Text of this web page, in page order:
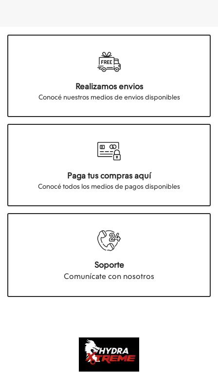
Realizamos envios
Conocé nuestros medios de envios disponibles
Paga tus compras aquí
Conocé todos los medios de pagos disponibles
Soporte
Comunícate con nosotros